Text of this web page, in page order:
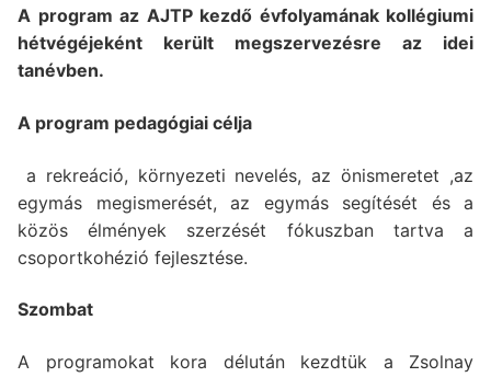
A program az AJTP kezdő évfolyamának kollégiumi
hétvégéjeként került megszervezésre az idei
tanévben.
A program pedagógiai célja
a rekreáció, környezeti nevelés, az önismeretet ,az
egymás megismerését, az egymás segítését és a
közös élmények szerzését fókuszban tartva a
csoportkohézió fejlesztése.
Szombat
A programokat kora délután kezdtük a Zsolnay